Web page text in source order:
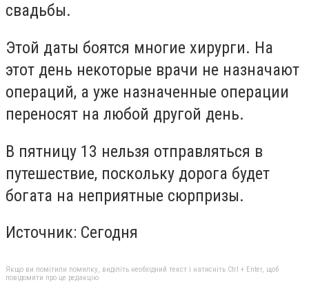
свадьбы.
Этой даты боятся многие хирурги. На
этот день некоторые врачи не назначают
операций, а уже назначенные операции
переносят на любой другой день.
В пятницу 13 нельзя отправляться в
путешествие, поскольку дорога будет
богата на неприятные сюрпризы.
Источник: Сегодня
Якщо ви помітили помилку, виділіть необхідний текст і натисніть Ctrl + Enter, щоб
повідомити про це редакцію